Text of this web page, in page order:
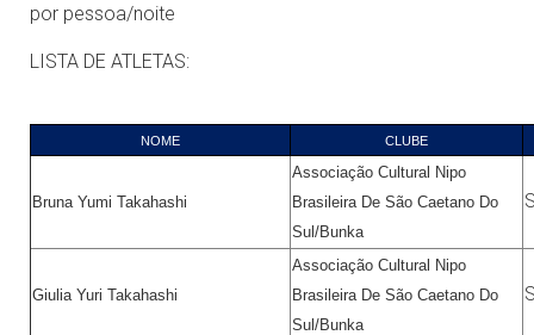
por pessoa/noite
LISTA DE ATLETAS:
NOME CLUBE
Bruna Yumi Takahashi
Associação Cultural Nipo
Brasileira De São Caetano Do
Sul/Bunka
Giulia Yuri Takahashi
Associação Cultural Nipo
Brasileira De São Caetano Do
Sul/Bunka